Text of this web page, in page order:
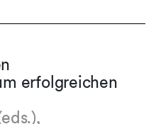
erfolgreichen